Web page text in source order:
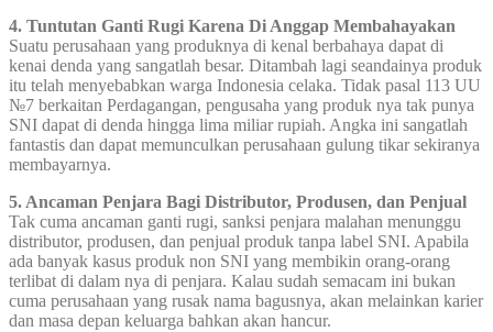
4. Tuntutan Ganti Rugi Karena Di Anggap Membahayakan
Suatu perusahaan yang produknya di kenal berbahaya dapat di
kenai denda yang sangatlah besar. Ditambah lagi seandainya produk
itu telah menyebabkan warga Indonesia celaka. Tidak pasal 113 UU
№7 berkaitan Perdagangan, pengusaha yang produk nya tak punya
SNI dapat di denda hingga lima miliar rupiah. Angka ini sangatlah
fantastis dan dapat memunculkan perusahaan gulung tikar sekiranya
membayarnya.
5. Ancaman Penjara Bagi Distributor, Produsen, dan Penjual
Tak cuma ancaman ganti rugi, sanksi penjara malahan menunggu
distributor, produsen, dan penjual produk tanpa label SNI. Apabila
ada banyak kasus produk non SNI yang membikin orang-orang
terlibat di dalam nya di penjara. Kalau sudah semacam ini bukan
cuma perusahaan yang rusak nama bagusnya, akan melainkan karier
dan masa depan keluarga bahkan akan hancur.